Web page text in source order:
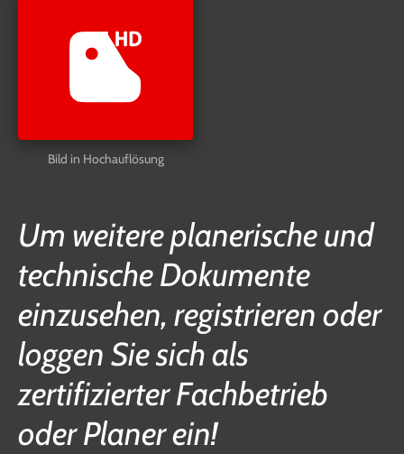
Bild in Hochauflösung
Um weitere planerische und
technische Dokumente
einzusehen, registrieren oder
loggen Sie sich als
zertifizierter Fachbetrieb
oder Planer ein!